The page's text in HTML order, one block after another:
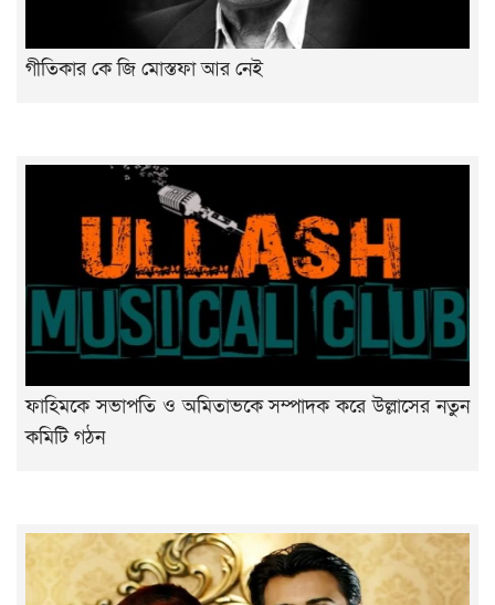
গীতিকার কে জি মোস্তফা আর নেই
ফাহিমকে সভাপতি ও অমিতাভকে সম্পাদক করে উল্লাসের নতুন
কমিটি গঠন